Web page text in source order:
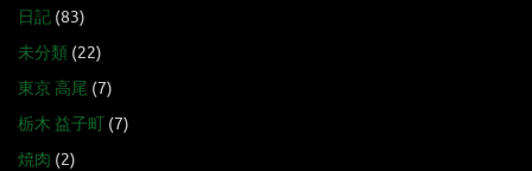
日記 (83)
未分類 (22)
東京 高尾 (7)
栃木 益子町 (7)
焼肉 (2)